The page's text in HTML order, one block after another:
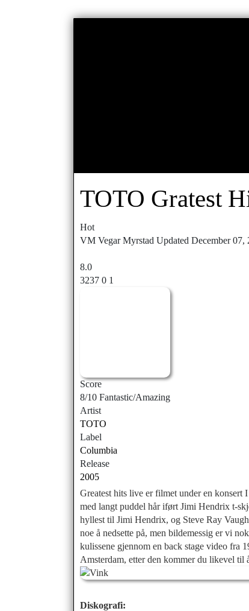
TOTO Gratest
Hot
VM Vegar Myrstad Updated December 07,
8.0
3237 0 1
Score
8/10 Fantastic/Amazing
Artist
TOTO
Label
Columbia
Release
2005
Greatest hits live er filmet under en konsert
med langt puddel hår iført Jimi Hendrix t-
hyllest til Jimi Hendrix, og Steve Ray
noe å nedsette på, men bildemessig er vi
kulissene gjennom en back stage video fra
Amsterdam, etter den kommer du likevel til
Diskografi: